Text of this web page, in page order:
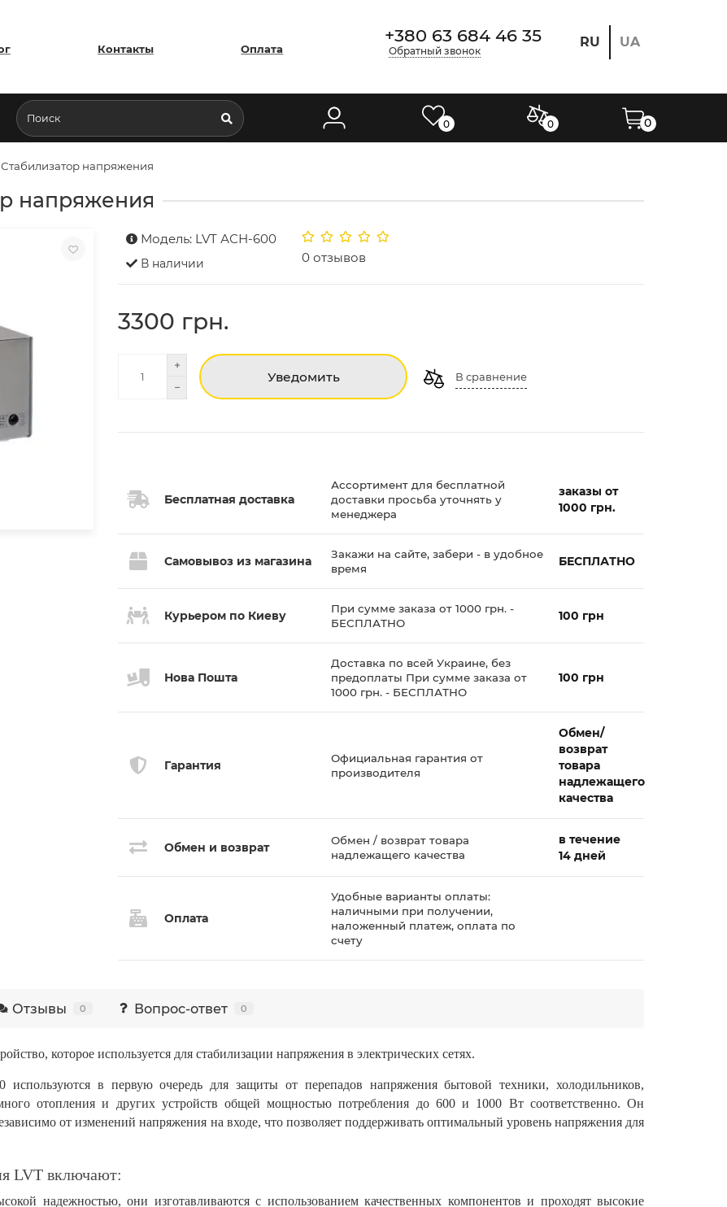
Контакты Оплата
+380 63 684 46 35
Обратный звонок
RU UA
0 0 0
напряжения
напряжения
Модель: LVT АСН-600
В наличии 0 отзывов
3300 грн.
Уведомить В сравнение
Бесплатная доставка
Ассортимент для бесплатной
доставки просьба уточнять у
менеджера
заказы от
1000 грн.
Самовывоз из магазина
Закажи на сайте, забери - в удобное
время
БЕСПЛАТНО
Курьером по Киеву
При сумме заказа от 1000 грн. -
БЕСПЛАТНО
100 грн
Нова Пошта
Доставка по всей Украине, без
предоплаты При сумме заказа от
1000 грн. - БЕСПЛАТНО
100 грн
Гарантия
Официальная гарантия от
производителя
Обмен/
возврат
товара
надлежащего
качества
Обмен и возврат
Обмен / возврат товара
надлежащего качества
в течение
14 дней
Оплата
Удобные варианты оплаты:
наличными при получении,
наложенный платеж, оплата по
счету
Отзывы 0 Вопрос-ответ 0
которое используется для стабилизации напряжения в электрических сетях.
в первую очередь для защиты от перепадов напряжения бытовой техники, холодильников,
отопления и других устройств общей мощностью потребления до 600 и 1000 Вт соответственно. Он
от изменений напряжения на входе, что позволяет поддерживать оптимальный уровень напряжения для
LVT включают:
надежностью, они изготавливаются с использованием качественных компонентов и проходят высокие